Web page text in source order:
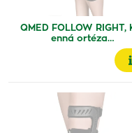
QMED FOLLOW RIGHT,
enná ortéza…